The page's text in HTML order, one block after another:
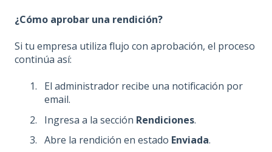
¿Cómo aprobar una rendición?
Si tu empresa utiliza flujo con aprobación, el proceso
continúa así:
El administrador recibe una notificación por
email.
Ingresa a la sección Rendiciones.
Abre la rendición en estado Enviada.